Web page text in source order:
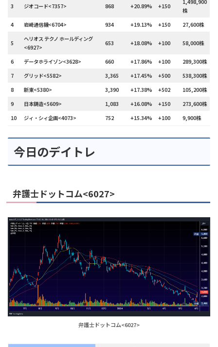
3 ジオコード<7357> 868 +20.89% +150
1,498,900
株
4
岩崎通信機<6704> 934 +19.13% +150 27,600株
5
ヘリオス テクノ ホールディング
<6927>
653 +18.08% +100 58,000株
6 データホライゾン<3628> 660 +17.86% +100
289,300株
7
グリッド<5582> 3,365 +17.45% +500
538,300株
8
新東<5380> 3,390 +17.38% +502
105,200株
9
日本鋳造<5609> 1,083 +16.08% +150
273,600株
10
ジィ・シィ企画<4073> 752 +15.34% +100 9,900株
今日のデイトレ
弁護士ドットコム<6027>
弁護士ドットコム<6027>